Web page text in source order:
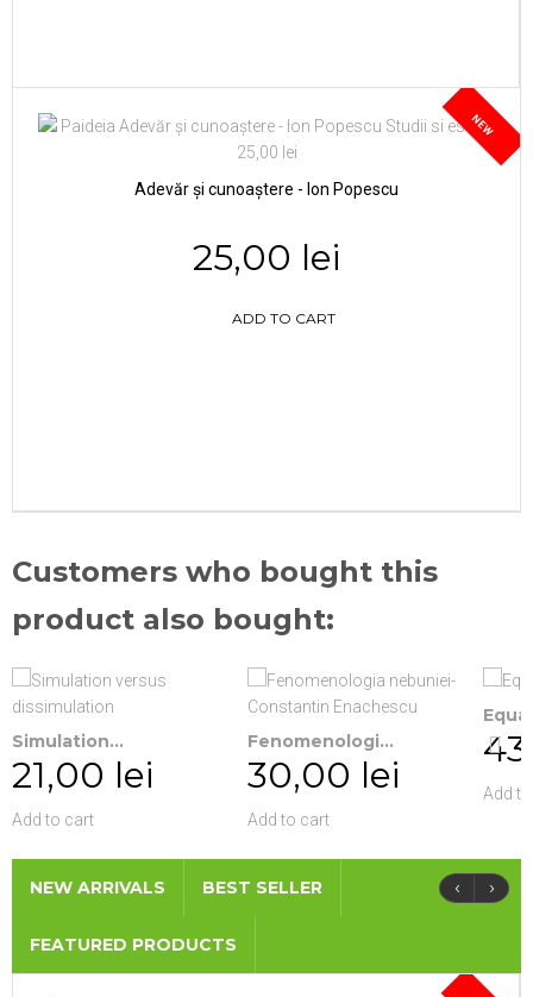
NEW
Adevăr și cunoaștere - Ion Popescu
25,00 lei
ADD TO CART
Customers who bought this
product also bought:
Simulation...
21,00 lei
Add to cart
Fenomenologi...
30,00 lei
Add to cart
Add
NEW ARRIVALS BEST SELLER
FEATURED PRODUCTS
‹ ›